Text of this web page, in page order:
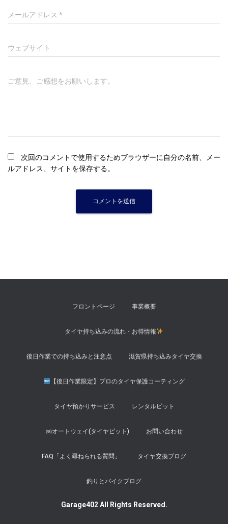
メールアドレス *
ウェブサイト
ご意見、ご感想をお願いします。
次回のコメントで使用するためブラウザーに自分の名前、メー
ルアドレス、サイトを保存する。
フロントページ 事業概要
タイヤ持ち込みの流れ・お得情報
後日作業での持ち込みと注意点 滋賀県持ち込みタイヤ交換
【後日作業限定】プロのタイヤ保護コーティング
タイヤ預かりサービス レンタルピット
㈱オートウェイ(タイヤピット) お問い合わせ
FAQ「よく尋ねられる質問」 タイヤ交換ブログ
釣りとバイクブログ
Garage402 All Rights Reserved.